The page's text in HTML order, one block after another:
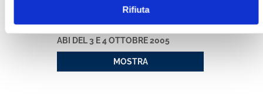
Rifiuta
ABI DEL 3 E 4 OTTOBRE 2005
MOSTRA